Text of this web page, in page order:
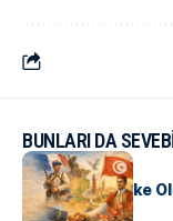
BUNLARI DA
KÜLTÜR
Tunus Nasıl Ülke